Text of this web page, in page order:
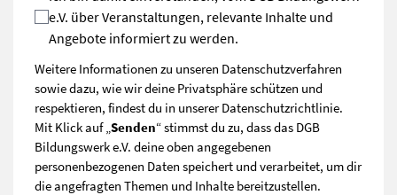
e.V. über Veranstaltungen, relevante Inhalte und
Angebote informiert zu werden.
Weitere Informationen zu unseren Datenschutzverfahren
sowie dazu, wie wir deine Privatsphäre schützen und
respektieren, findest du in unsererDatenschutzrichtlinie.
Mit Klick auf „Senden“ stimmst du zu, dass das DGB
Bildungswerk e.V. deine oben angegebenen
personenbezogenen Daten speichert und verarbeitet, um dir
die angefragten Themen und Inhalte bereitzustellen.